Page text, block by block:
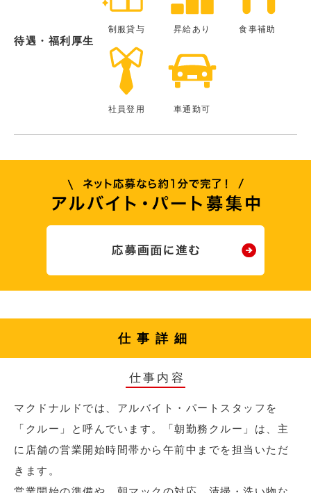
待遇・福利厚生
制服貸与 昇給あり 食事補助
社員登用 車通勤可
仕事詳細
仕事内容
マクドナルドでは、アルバイト・パートスタッフを
「クルー」と呼んでいます。「朝勤務クルー」は、主
に店舗の営業開始時間帯から午前中までを担当いただ
きます。